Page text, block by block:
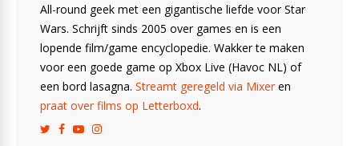
All-round geek met een gigantische liefde voor Star
Wars. Schrijft sinds 2005 over games en is een
lopende film/game encyclopedie. Wakker te maken
voor een goede game op Xbox Live (Havoc NL) of
een bord lasagna. Streamt geregeld via Mixeren
praat over films op Letterboxd.